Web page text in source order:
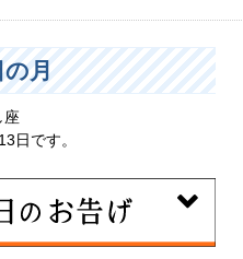
の月
座
日です。